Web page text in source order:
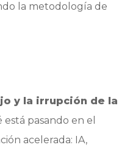
la metodología de
y la irrupción de la
está pasando en el
acelerada: IA,